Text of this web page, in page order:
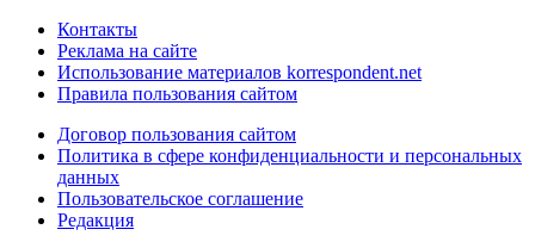
Контакты
Реклама на сайте
Использование материалов korrespondent.net
Правила пользования сайтом
Договор пользования сайтом
Политика в сфере конфиденциальности и персональных
данных
Пользовательское соглашение
Редакция